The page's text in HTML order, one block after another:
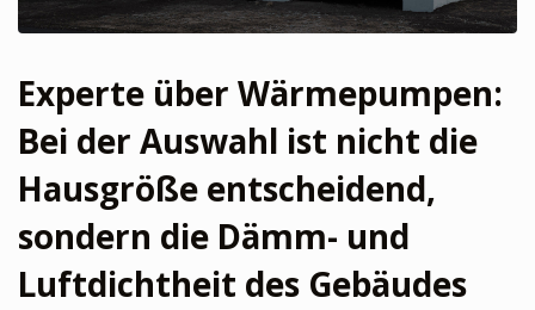
Experte über Wärmepumpen:
Bei der Auswahl ist nicht die
Hausgröße entscheidend,
sondern die Dämm- und
Luftdichtheit des Gebäudes